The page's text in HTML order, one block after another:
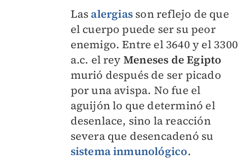
Las alergias son reflejo de que
el cuerpo puede ser su peor
enemigo. Entre el 3640 y el 3300
a.c. el rey Meneses de Egipto
murió después de ser picado
por una avispa. No fue el
aguijón lo que determinó el
desenlace, sino la reacción
severa que desencadenó su
sistema inmunológico.